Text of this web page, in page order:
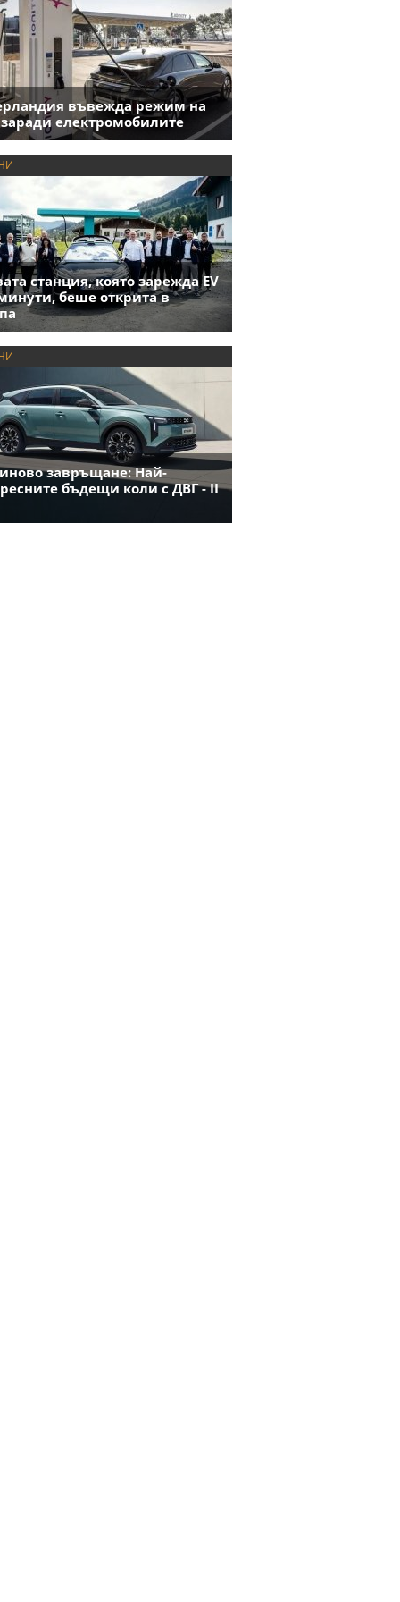
въвежда режим на
заради електромобилите
станция, която зарежда EV
беше открита в
завръщане: Най-
бъдещи коли с ДВГ - II